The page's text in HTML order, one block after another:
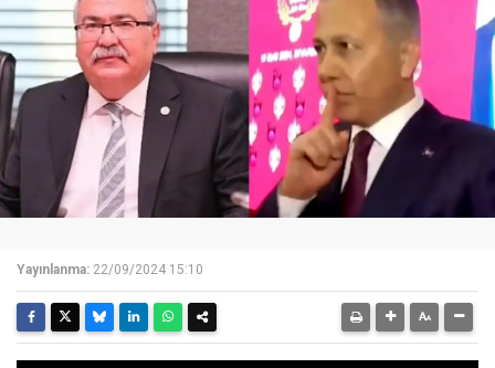
Yayınlanma: 22/09/2024 15:10